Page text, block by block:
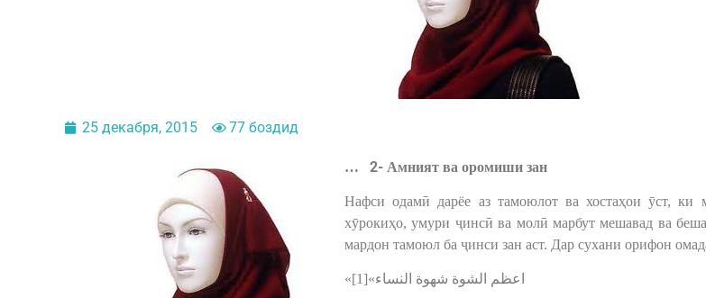
25 декабря, 2015 77 боздид
… 2- Амният ва оромиши зан
Нафси одамӣ дарёе аз тамоюлот ва хостаҳои ӯст, ки
хӯрокиҳо, умури ҷинсӣ ва молӣ марбут мешавад ва
мардон тамоюл ба ҷинси зан аст. Дар сухани орифон
«اعظم الشوة شهوة النساء»[1]